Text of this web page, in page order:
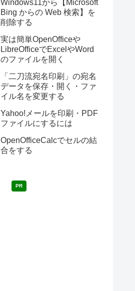
Windows11から【Microsoft
Bing からの Web 検索】を
削除する
実は簡単OpenOfficeや
LibreOfficeでExcelやWord
のファイルを開く
「二刀流宛名印刷」の宛名
データを保存・開く・ファ
イル名を変更する
Yahoo!メールを印刷・PDF
ファイルにするには
OpenOfficeCalcでセルの結
合をする
PR